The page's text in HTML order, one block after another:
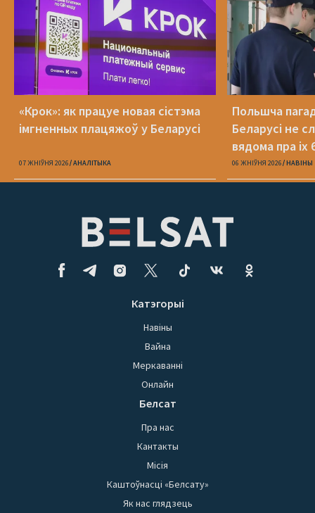
«Крок»: як працуе новая сістэма
імгненных плацяжоў у Беларусі
07 ЖНІЎНЯ 2026 АНАЛІТЫКА
Польшча
Беларусі не
вядома пра іх
06 ЖНІЎНЯ 2026 НАВІНЫ
Катэгорыі
Навіны
Вайна
Меркаванні
Онлайн
Белсат
Пра нас
Кантакты
Місія
Каштоўнасці «Белсату»
Як нас глядзець